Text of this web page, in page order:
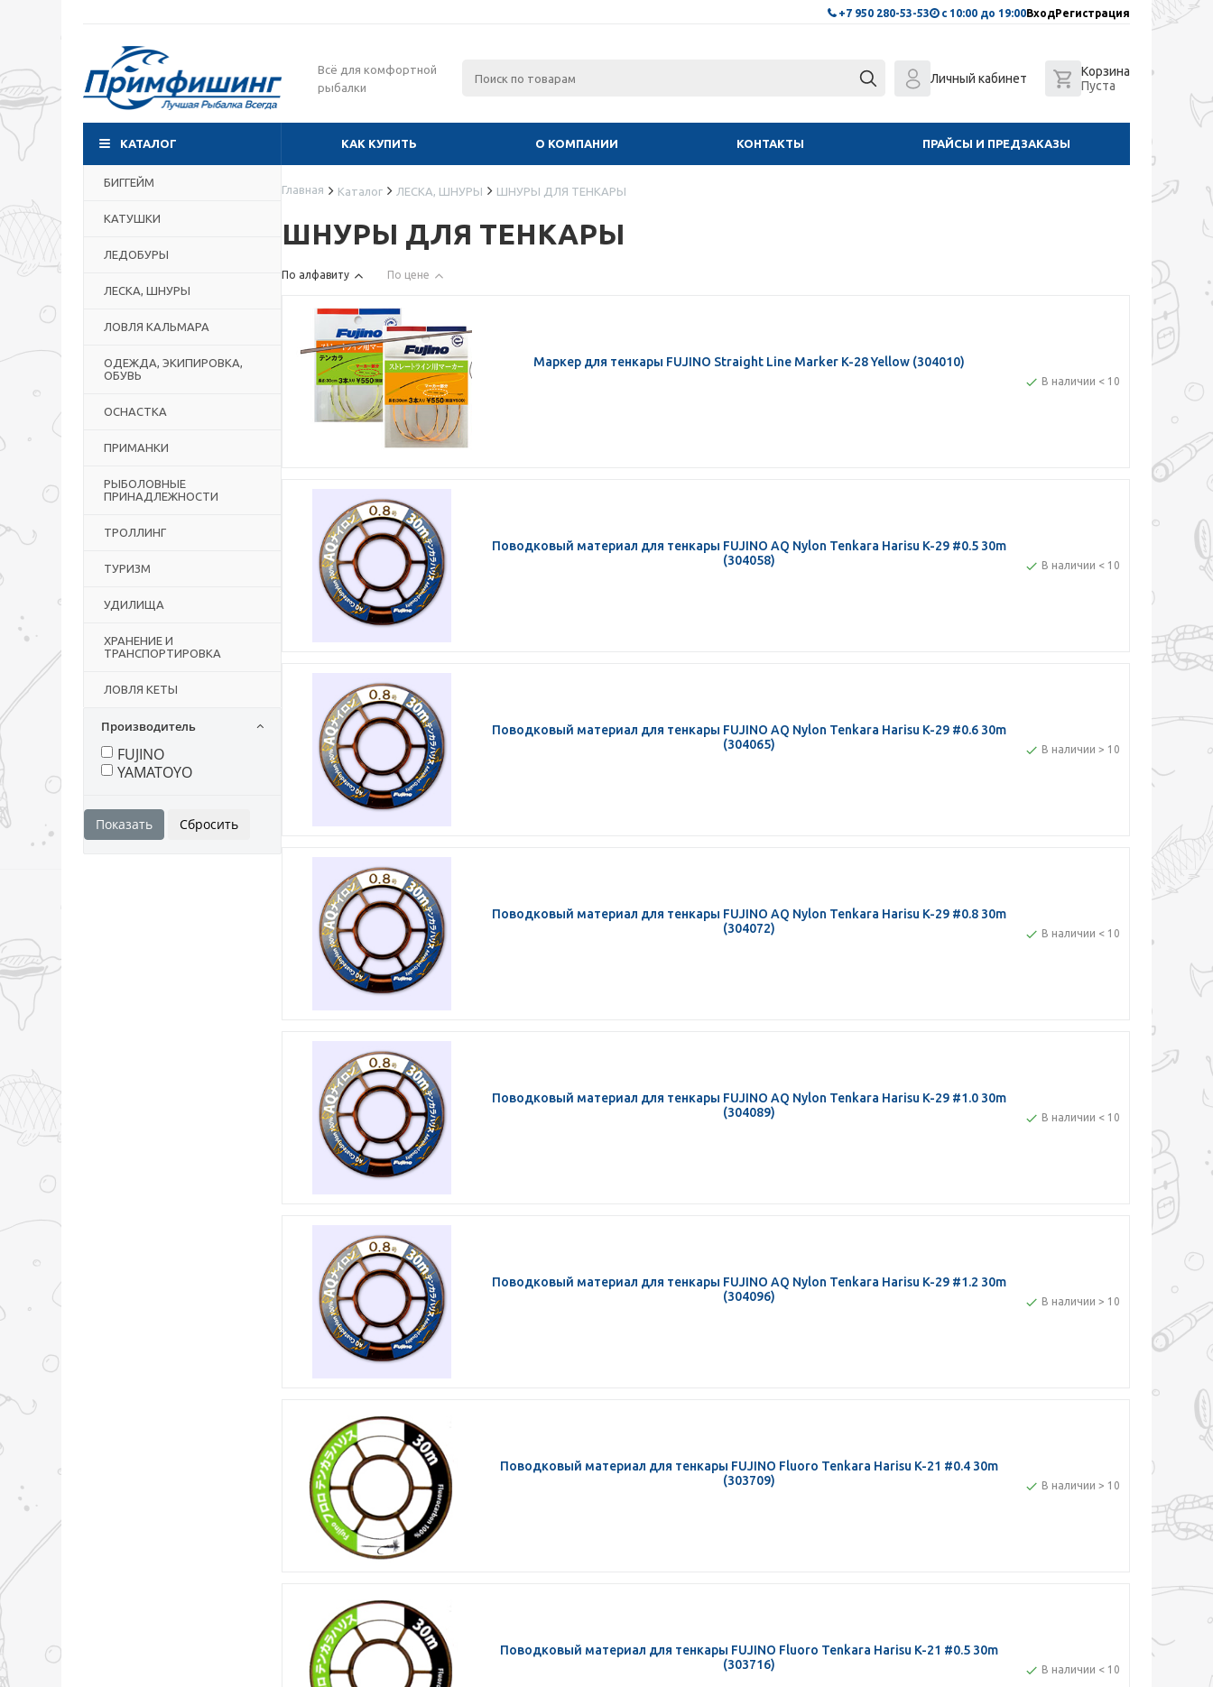
+7 950 280-53-53 с 10:00 до 19:00ВходРегистрация
Всё для комфортной
рыбалки
Личный кабинет
Корзина
Пуста
КАТАЛОГ КАК КУПИТЬ О КОМПАНИИ КОНТАКТЫ ПРАЙСЫ И ПРЕДЗАКАЗЫ
БИГГЕЙМ
КАТУШКИ
ЛЕДОБУРЫ
ЛЕСКА, ШНУРЫ
ЛОВЛЯ КАЛЬМАРА
ОДЕЖДА, ЭКИПИРОВКА,
ОБУВЬ
ОСНАСТКА
ПРИМАНКИ
РЫБОЛОВНЫЕ
ПРИНАДЛЕЖНОСТИ
ТРОЛЛИНГ
ТУРИЗМ
УДИЛИЩА
ХРАНЕНИЕ И
ТРАНСПОРТИРОВКА
ЛОВЛЯ КЕТЫ
Производитель
FUJINO
YAMATOYO
Главная Каталог ЛЕСКА, ШНУРЫ ШНУРЫ ДЛЯ ТЕНКАРЫ
ШНУРЫ ДЛЯ ТЕНКАРЫ
По алфавиту По цене
Маркер для тенкары FUJINO Straight Line Marker K-28 Yellow (304010)
В наличии < 10
Поводковый материал для тенкары FUJINO AQ Nylon Tenkara Harisu K-29 #0.5 30m
(304058)
В наличии < 10
Поводковый материал для тенкары FUJINO AQ Nylon Tenkara Harisu K-29 #0.6 30m
(304065)
В наличии > 10
Поводковый материал для тенкары FUJINO AQ Nylon Tenkara Harisu K-29 #0.8 30m
(304072)
В наличии < 10
Поводковый материал для тенкары FUJINO AQ Nylon Tenkara Harisu K-29 #1.0 30m
(304089)
В наличии < 10
Поводковый материал для тенкары FUJINO AQ Nylon Tenkara Harisu K-29 #1.2 30m
(304096)
В наличии > 10
Поводковый материал для тенкары FUJINO Fluoro Tenkara Harisu K-21 #0.4 30m
(303709)
В наличии > 10
Поводковый материал для тенкары FUJINO Fluoro Tenkara Harisu K-21 #0.5 30m
(303716)
В наличии < 10